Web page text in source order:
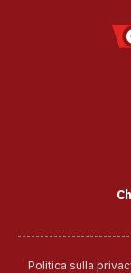
Politica sulla